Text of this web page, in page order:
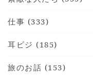
仕事 (333)
耳ビジ (185)
旅のお話 (153)